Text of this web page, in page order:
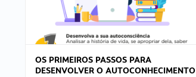
OS PRIMEIROS PASSOS PARA
DESENVOLVER O AUTOCONHECIMENTO